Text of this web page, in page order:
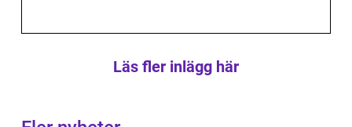
Läs fler inlägg här